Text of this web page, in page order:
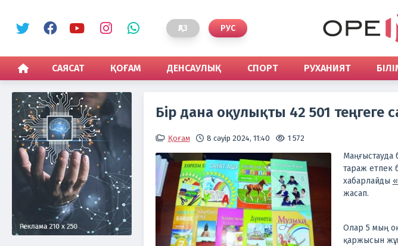
ҚАЗ РУС
САЯСАТ ҚОҒАМ ДЕНСАУЛЫҚ СПОРТ РУХАНИЯТ
Бір дана оқулықты 42 501 теңгеге
Қоғам 8 сәуір 2024, 11:40 1 572
Маңғыстауда
тараж етпек
хабарлайды
жасап.
Олар 5 мың
қаржысын